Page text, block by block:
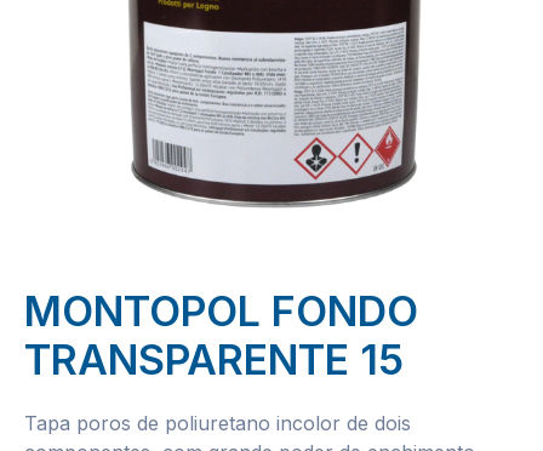
MONTOPOL FONDO
TRANSPARENTE 15
Tapa poros de poliuretano incolor de dois